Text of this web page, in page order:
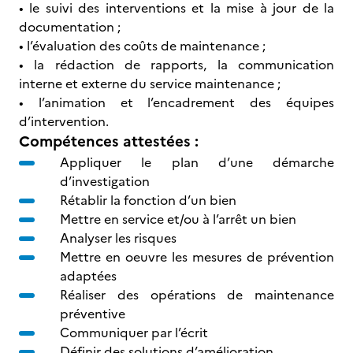
• le suivi des interventions et la mise à jour de la
documentation ;
• l’évaluation des coûts de maintenance ;
• la rédaction de rapports, la communication
interne et externe du service maintenance ;
• l’animation et l’encadrement des équipes
d’intervention.
Compétences attestées :
Appliquer le plan d’une démarche
d’investigation
Rétablir la fonction d’un bien
Mettre en service et/ou à l’arrêt un bien
Analyser les risques
Mettre en oeuvre les mesures de prévention
adaptées
Réaliser des opérations de maintenance
préventive
Communiquer par l’écrit